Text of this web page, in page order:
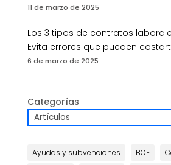
11 de marzo de 2025
Los 3 tipos de contratos
Evita errores que pueden
6 de marzo de 2025
Categorías
Ayudas y subvenciones BOE